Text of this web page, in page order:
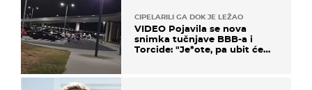
CIPELARILI GA DOK JE LEŽAO
VIDEO Pojavila se nova
snimka tučnjave BBB-a i
Torcide: "Je*ote, pa ubit će